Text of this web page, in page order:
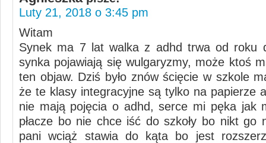
Luty 21, 2018 o 3:45 pm
Witam
Synek ma 7 lat walka z adhd trwa od roku
synka pojawiają się wulgaryzmy, może ktoś
ten objaw. Dziś było znów ścięcie w szkole
że te klasy integracyjne są tylko na papierze
nie mają pojęcia o adhd, serce mi pęka jak
płacze bo nie chce iść do szkoły bo nikt go
pani wciąż stawia do kąta bo jest